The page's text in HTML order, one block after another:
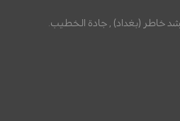
خاطر (بغداد) , جادة الخطيب.